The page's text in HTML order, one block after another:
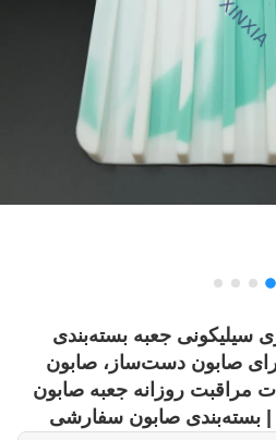
سیلیکونی جعبه بسته‌بندی
صابون دست‌ساز، صابون
روزانه جعبه صابون
بسته‌بندی صابون سفارشی